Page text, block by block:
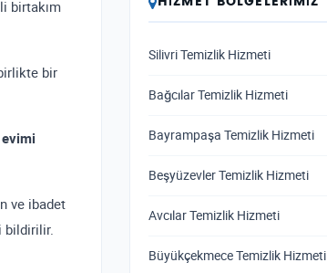
birtakım
bir
ve ibadet
bildirilir.
Silivri Temizlik Hizmeti
Bağcılar Temizlik Hizmeti
Bayrampaşa Temizlik Hizmeti
Beşyüzevler Temizlik Hizmeti
Avcılar Temizlik Hizmeti
Büyükçekmece Temizlik Hizmeti